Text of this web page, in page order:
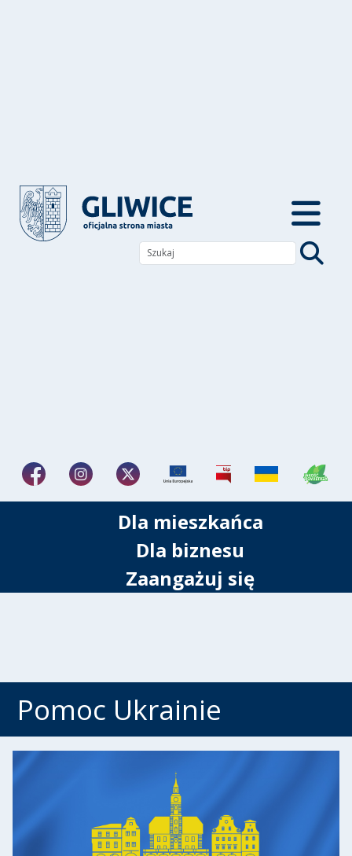
Dla mieszkańca
Dla biznesu
Zaangażuj się
Pomoc Ukrainie